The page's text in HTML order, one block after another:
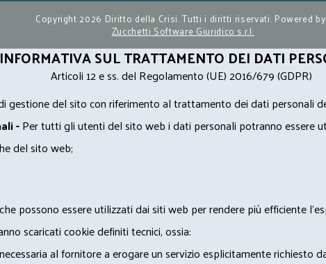
Copyright 2026 Diritto della Crisi. Tutti i diritti riservati. Powered by:
Zucchetti Software Giuridico s.r.l.
INFORMATIVA SUL TRATTAMENTO DEI DATI
Articoli 12 e ss. del Regolamento (UE) 2016/679 (GDPR)
gestione del sito con riferimento al trattamento dei dati personali
-Per tutti gli utenti del sito web i dati personali potranno essere
del sito web;
possono essere utilizzati dai siti web per rendere più efficiente
scaricati cookie definiti tecnici, ossia:
al fornitore a erogare un servizio esplicitamente richiesto